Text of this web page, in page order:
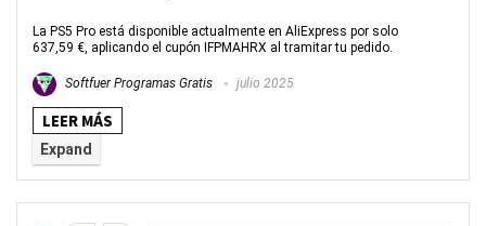
La PS5 Pro está disponible actualmente en AliExpress por solo
637,59 €, aplicando el cupón IFPMAHRX al tramitar tu pedido.
Softfuer Programas Gratis julio 2025
LEER MÁS
Expand